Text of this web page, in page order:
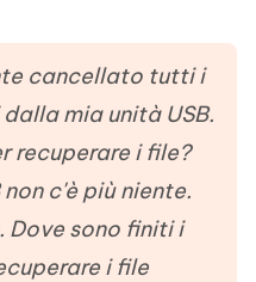
cancellato tutti i
mia unità USB.
recuperare i file?
c'è più niente.
sono finiti i
i file